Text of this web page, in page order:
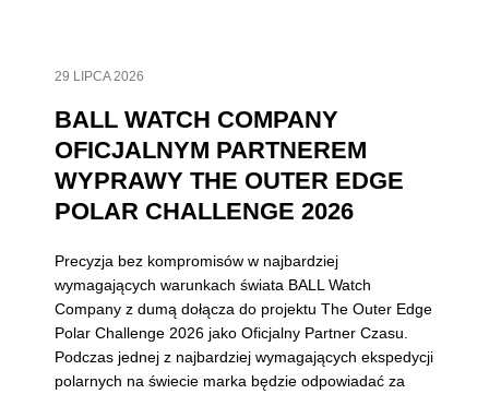
29 LIPCA 2026
BALL WATCH COMPANY
OFICJALNYM PARTNEREM
WYPRAWY THE OUTER EDGE
POLAR CHALLENGE 2026
Precyzja bez kompromisów w najbardziej
wymagających warunkach świata BALL Watch
Company z dumą dołącza do projektu The Outer Edge
Polar Challenge 2026 jako Oficjalny Partner Czasu.
Podczas jednej z najbardziej wymagających ekspedycji
polarnych na świecie marka będzie odpowiadać za